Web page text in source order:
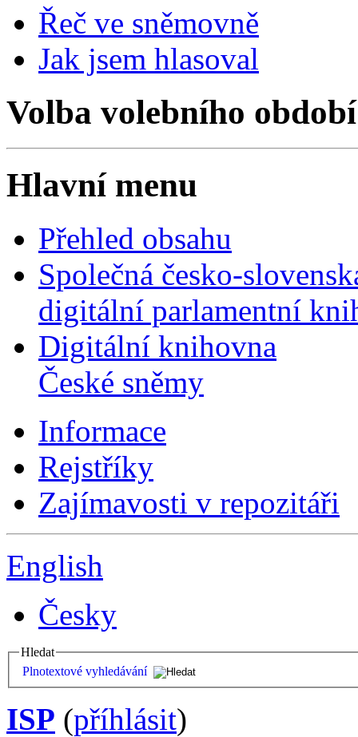
Řeč ve sněmovně
Jak jsem hlasoval
Volba volebního období
Hlavní menu
Přehled obsahu
Společná česko-
digitální parlamentní
Digitální knihovna
České sněmy
Informace
Rejstříky
Zajímavosti v repozitáři
English
Česky
Hledat
Plnotextové vyhledávání
ISP (příhlásit)